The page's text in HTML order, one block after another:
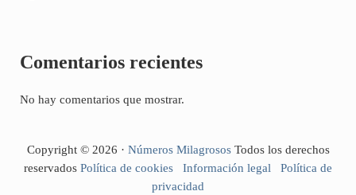
Comentarios recientes
No hay comentarios que mostrar.
Copyright © 2026 · Números MilagrososTodos los derechos
reservados Política de cookies Información legal
Política de
privacidad